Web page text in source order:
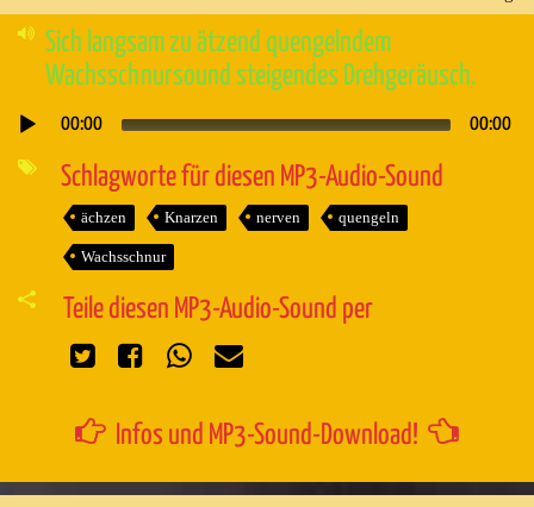
Sich langsam zu ätzend quengelndem
Wachsschnursound steigendes Drehgeräusch.
Audio-
00:00 00:00
Schlagworte für diesen MP3-Audio-Sound
ächzen Knarzen nerven quengeln
Wachsschnur
Teile diesen MP3-Audio-Sound per
Infos und MP3-Sound-Download!